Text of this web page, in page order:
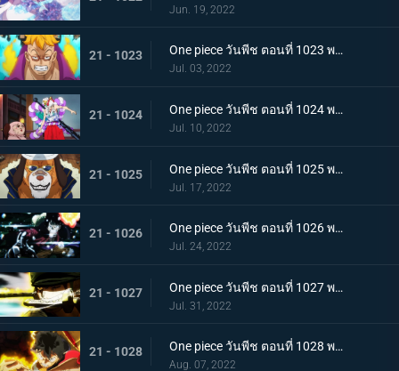
Jun. 19, 2022
21 - 1023 One piece วันพีช ตอนที่ 1023 พากย์ไทย เตรียมพร้อมเรียบร้อย! ช็อปเปอร์เฟจเนบูไลเซอร์
Jul. 03, 2022
21 - 1024 One piece วันพีช ตอนที่ 1024 พากย์ไทย โอเด้งปรากฏตัว! จิตใจของปลอกดาบแดงหวั่นไหว
Jul. 10, 2022
21 - 1025 One piece วันพีช ตอนที่ 1025 พากย์ไทย รุ่นที่เลวร้ายที่สุดพินาศสิ้น! ท่าใหญ่ของสี่จักรพรรดิ
Jul. 17, 2022
21 - 1026 One piece วันพีช ตอนที่ 1026 พากย์ไทย ซุปเปอร์โนวาโต้กลับแผนแยก 4 จักรพรรดิ
Jul. 24, 2022
21 - 1027 One piece วันพีช ตอนที่ 1027 พากย์ไทย ปกป้องลูฟี่ไว้! วิชาดาบของโซโลกับลอว์
Jul. 31, 2022
21 - 1028 One piece วันพีช ตอนที่ 1028 พากย์ไทย ก้ามข้ามสี่จักรพรรดิสิ หมัดเหล็กโต้กลับของลูฟี่
Aug. 07, 2022